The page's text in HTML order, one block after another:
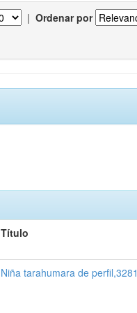
| Ordenar por
Título
Niña tarahumara de perfil,3281